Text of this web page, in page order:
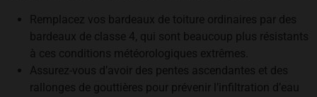
Remplacez vos bardeaux de toiture ordinaires par des
bardeaux de classe 4, qui sont beaucoup plus résistants
à ces conditions météorologiques extrêmes.
Assurez-vous d’avoir des pentes ascendantes et des
rallonges de gouttières pour prévenir l’infiltration d’eau